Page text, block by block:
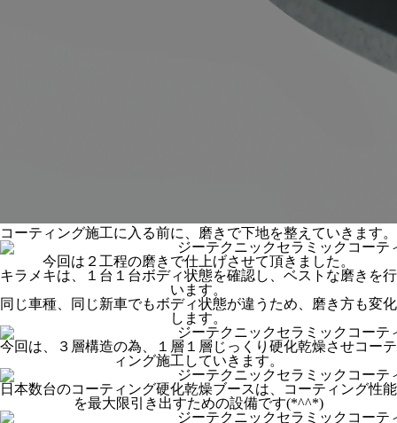
コーティング施工に入る前に、磨きで下地を整えていきます。
今回は２工程の磨きで仕上げさせて頂きました。
キラメキは、１台１台ボディ状態を確認し、ベストな磨きを行
います。
同じ車種、同じ新車でもボディ状態が違うため、磨き方も変化
します。
今回は、３層構造の為、１層１層じっくり硬化乾燥させコーテ
ィング施工していきます。
日本数台のコーティング硬化乾燥ブースは、コーティング性能
を最大限引き出すための設備です(*^^*)